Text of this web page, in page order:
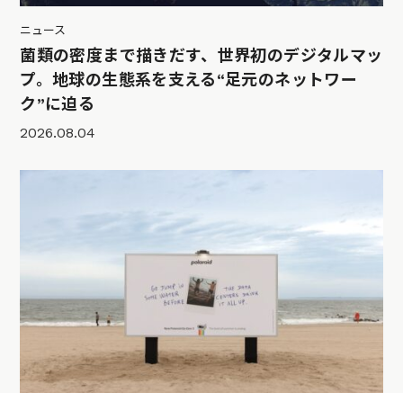
ニュース
菌類の密度まで描きだす、世界初のデジタルマッ
プ。地球の生態系を支える“足元のネットワー
ク”に迫る
2026.08.04